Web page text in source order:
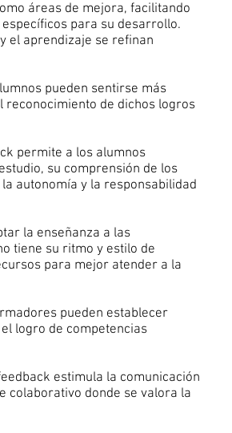
áreas de mejora, facilitando
para su desarrollo.
el aprendizaje se refinan
pueden sentirse más
reconocimiento de dichos logros
permite a los alumnos
su comprensión de los
autonomía y la responsabilidad
la enseñanza a las
tiene su ritmo y estilo de
para mejor atender a la
pueden establecer
logro de competencias
estimula la comunicación
colaborativo donde se valora la